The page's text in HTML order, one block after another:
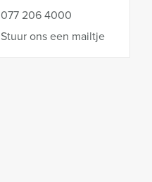
077 206 4000
Stuur ons een mailtje